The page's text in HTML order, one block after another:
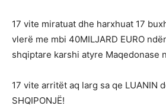
17 vite miratuat dhe harxhuat 17
vlerë me mbi 40MILJARD EURO
shqiptare karshi atyre Maqedonase
17 vite arritët aq larg sa qe LUANIN
SHQIPONJË!